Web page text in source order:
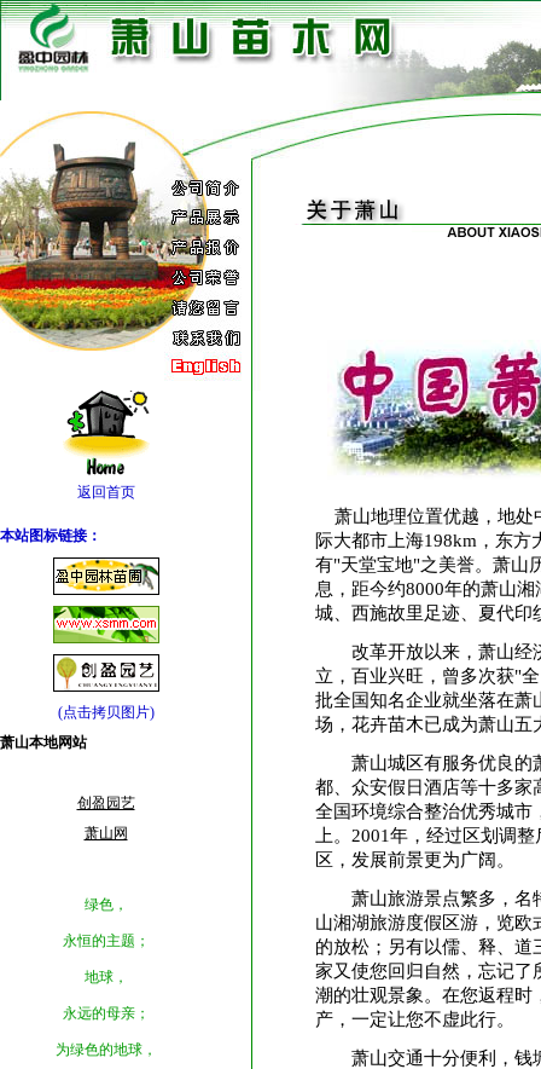
萧山地理位置优越，地处
际大都市上海198km，东方
有"天堂宝地"之美誉。萧山
息，距今约8000年的萧山
城、西施故里足迹、夏代印
改革开放以来，萧山经
立，百业兴旺，曾多次获"
批全国知名企业就坐落在萧
场，花卉苗木已成为萧山五
萧山城区有服务优良的萧
都、众安假日酒店等十多家
全国环境综合整治优秀城市
上。2001年，经过区划调
区，发展前景更为广阔。
萧山旅游景点繁多，名
山湘湖旅游度假区游，览
的放松；另有以儒、释、
家又使您回归自然，忘记了
潮的壮观景象。在您返程时
产，一定让您不虚此行。
萧山交通十分便利，钱塘
返回首页
本站图标链接：
(点击拷贝图片)
萧山本地网站
创盈园艺
萧山网
绿色，
永恒的主题；
地球，
永远的母亲；
为绿色的地球，